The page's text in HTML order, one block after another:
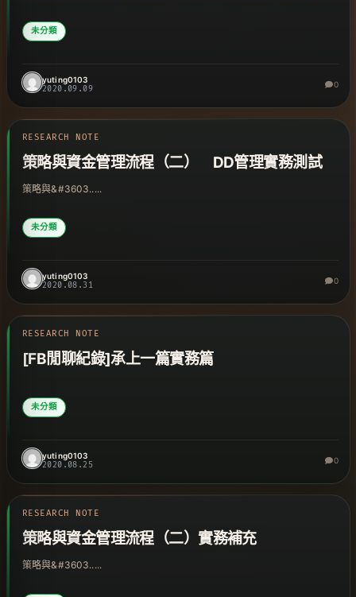
未分類
yuting0103
2020.09.09
0
RESEARCH NOTE
策略與資金管理流程（二） DD管理實務測試
策略與&#3603.....
未分類
yuting0103
2020.08.31
0
RESEARCH NOTE
[FB閒聊紀錄]承上一篇實務篇
未分類
yuting0103
2020.08.25
0
RESEARCH NOTE
策略與資金管理流程（二）實務補充
策略與&#3603.....